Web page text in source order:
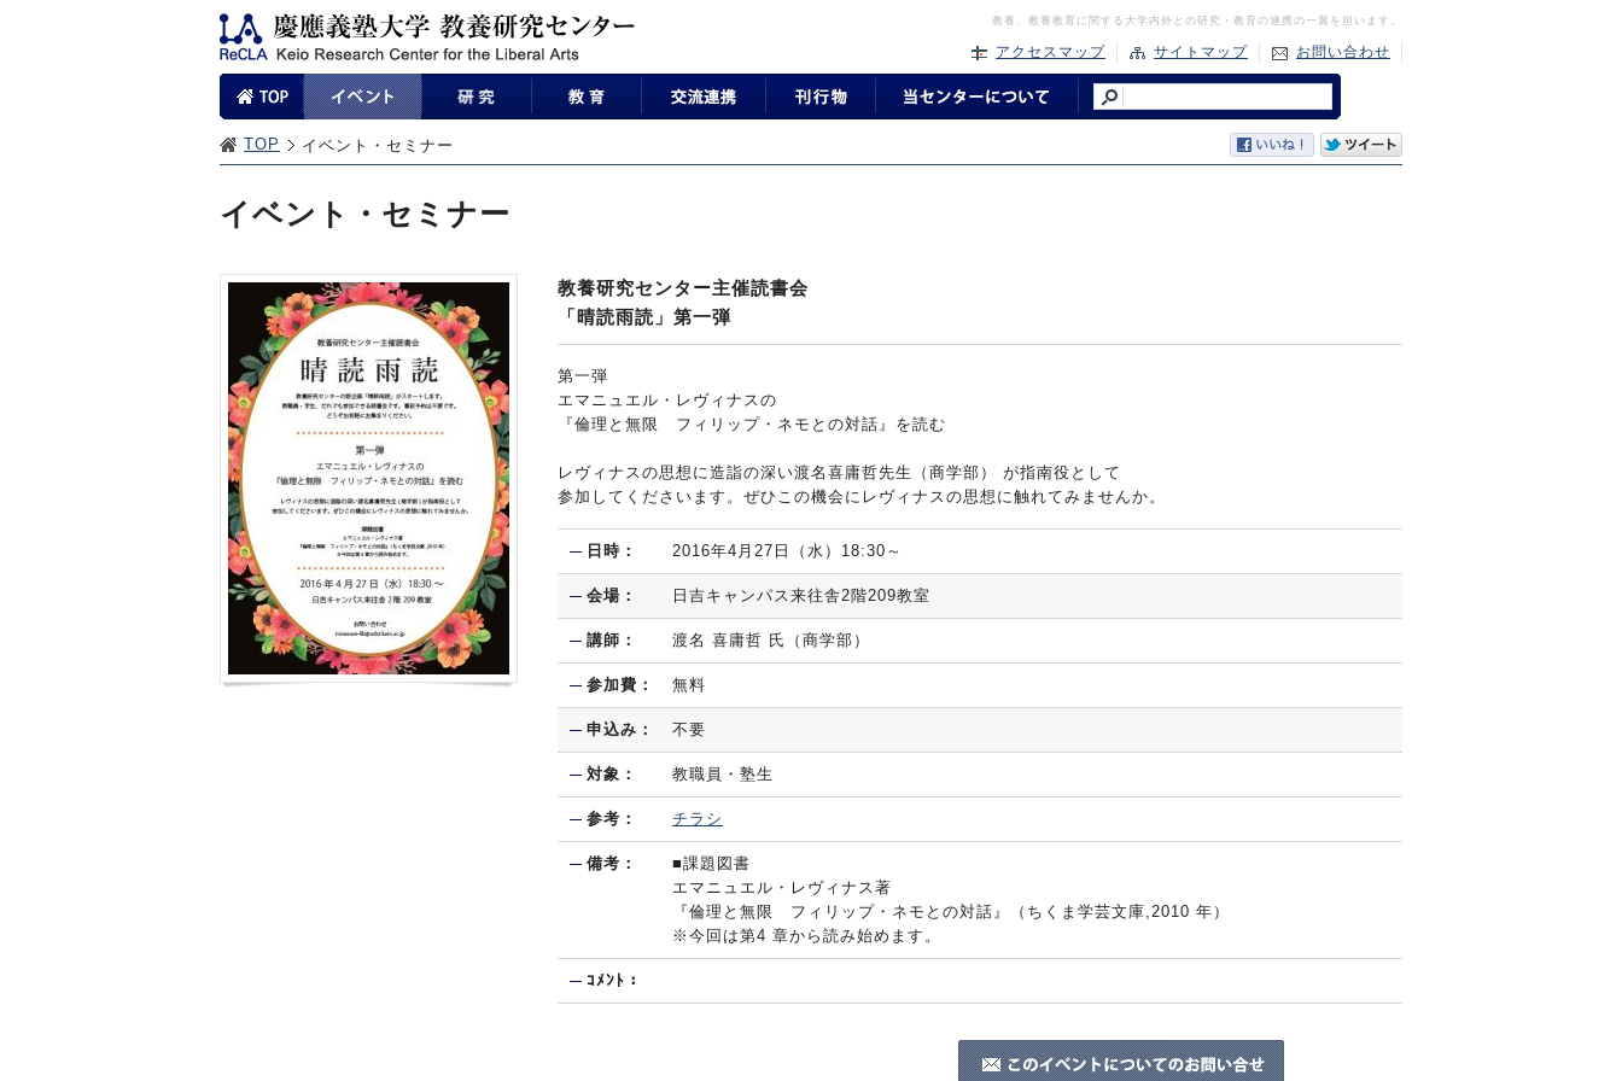
教養、教養教育に関する大学内外との研究・教育の連携の一翼を担います。
アクセスマップ サイトマップ お問い合わせ
TOP イベント・セミナー
イベント・セミナー
教養研究センター主催読書会
「晴読雨読」第一弾
第一弾
エマニュエル・レヴィナスの
『倫理と無限 フィリップ・ネモとの対話』を読む
レヴィナスの思想に造詣の深い渡名喜庸哲先生（商学部） が指南役として
参加してくださいます。ぜひこの機会にレヴィナスの思想に触れてみませんか。
日時： 2016年4月27日（水）18:30～
会場： 日吉キャンパス来往舎2階209教室
講師： 渡名 喜庸哲 氏（商学部）
参加費： 無料
申込み： 不要
対象： 教職員・塾生
参考： チラシ
備考：
■課題図書
エマニュエル・レヴィナス著
『倫理と無限 フィリップ・ネモとの対話』（ちくま学芸文庫,2010 年）
※今回は第4 章から読み始めます。
ｺﾒﾝﾄ：